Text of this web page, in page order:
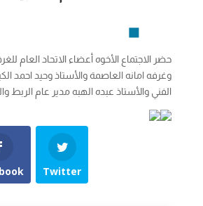
حضر الاجتماع الأخوه أعضاء الاتحاد العام
وغرفه امانه العاصمة والأستاذ وحيد احمد
الفني والأستاذ عبده الهبه مدير عام الربط
Twitter